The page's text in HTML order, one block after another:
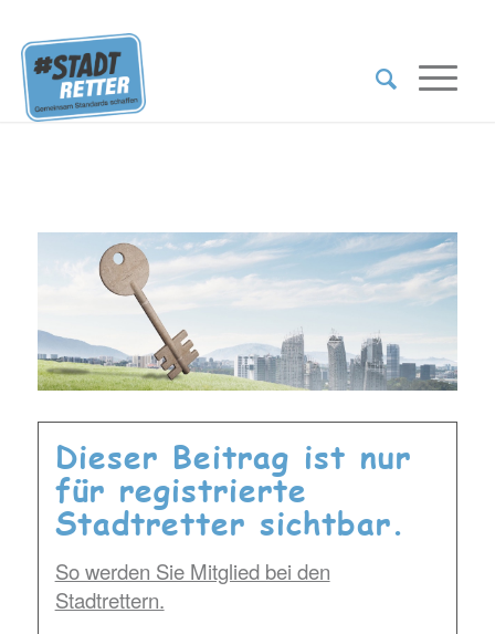
Dieser Beitrag ist nur
für registrierte
Stadtretter sichtbar.
So werden Sie Mitglied bei den
Stadtrettern.